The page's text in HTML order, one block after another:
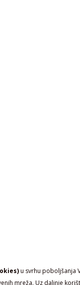
u svrhu poboljšanja
mreža. Uz daljnje